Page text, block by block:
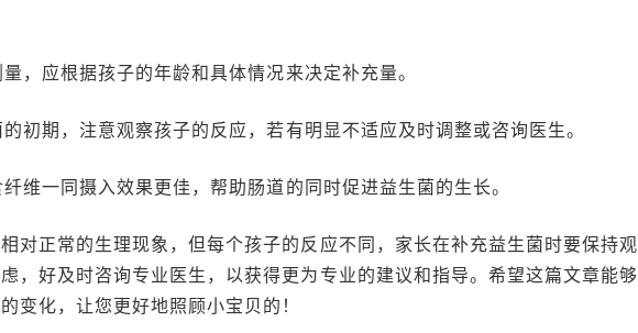
，应根据孩子的年龄和具体情况来决定补充量。
初期，注意观察孩子的反应，若有明显不适应及时调整或咨询医生。
维一同摄入效果更佳，帮助肠道的同时促进益生菌的生长。
对正常的生理现象，但每个孩子的反应不同，家长在补充益生菌时要保持观
，好及时咨询专业医生，以获得更为专业的建议和指导。希望这篇文章能够
变化，让您更好地照顾小宝贝的！